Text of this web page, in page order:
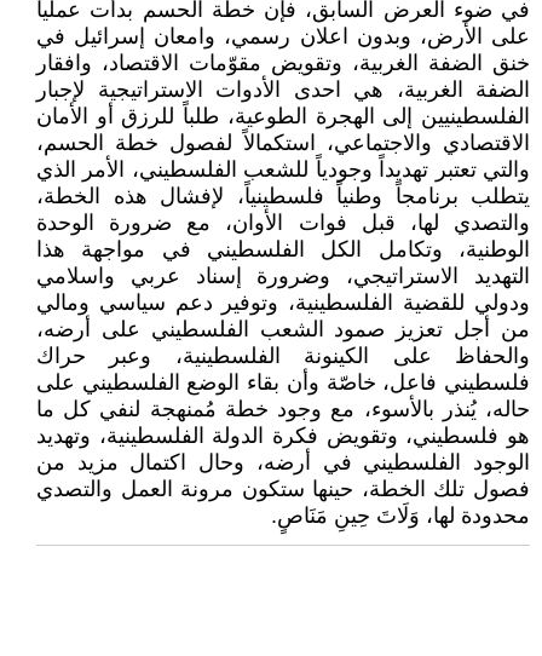
في ضوء العرض السابق، فإن خطة الحسم بدأت عملياً
على الأرض، وبدون اعلان رسمي، وامعان إسرائيل في
خنق الضفة الغربية، وتقويض مقوّمات الاقتصاد، وافقار
الضفة الغربية، هي احدى الأدوات الاستراتيجية لإجبار
الفلسطينيين إلى الهجرة الطوعية، طلباً للرزق أو الأمان
الاقتصادي والاجتماعي، استكمالاً لفصول خطة الحسم،
والتي تعتبر تهديداً وجودياً للشعب الفلسطيني، الأمر الذي
يتطلب برنامجاً وطنياً فلسطينياً، لإفشال هذه الخطة،
والتصدي لها، قبل فوات الأوان، مع ضرورة الوحدة
الوطنية، وتكامل الكل الفلسطيني في مواجهة هذا
التهديد الاستراتيجي، وضرورة إسناد عربي واسلامي
ودولي للقضية الفلسطينية، وتوفير دعم سياسي ومالي
من أجل تعزيز صمود الشعب الفلسطيني على أرضه،
والحفاظ على الكينونة الفلسطينية، وعبر حراك
فلسطيني فاعل، خاصّة وأن بقاء الوضع الفلسطيني على
حاله، يُنذر بالأسوء، مع وجود خطة مُمنهجة لنفي كل ما
هو فلسطيني، وتقويض فكرة الدولة الفلسطينية، وتهديد
الوجود الفلسطيني في أرضه، وحال اكتمال مزيد من
فصول تلك الخطة، حينها ستكون مرونة العمل والتصدي
محدودة لها، وَلَاتَ حِينِ مَنَاصٍ.